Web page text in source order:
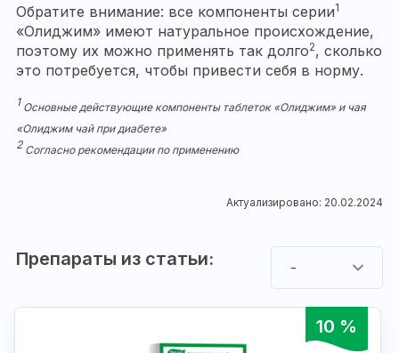
Обратите внимание: все компоненты серии1
«Олиджим» имеют натуральное происхождение,
поэтому их можно применять так долго2, сколько
это потребуется, чтобы привести себя в норму.
1 Основные действующие компоненты таблеток «Олиджим» и чая
«Олиджим чай при диабете»
2 Согласно рекомендации по применению
Актуализировано: 20.02.2024
Препараты из статьи: -
10 %